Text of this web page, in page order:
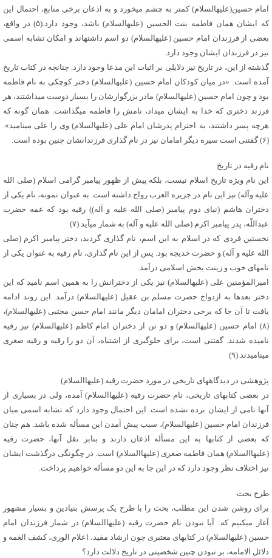
امام حسین(علیه‏السلام) کمتر به چشم می‏خورد و به اذعان برخی منابع، احتمال این
که ایشان همان فاطمه بنت الحسین (علیه‏السلام) باشد، وجود دارد.(۵) در واقع،
بعضی از فرزندان امام حسین (علیه‏السلام) دو اسم داشته‏اند و امکان تشابه اسمی
نیز در فرزندان ایشان وجود دارد.
گذشته از این، در تاریخ نیز دلایلی بر اثبات این مدعا وجود دارد. چنانچه در کتاب تاریخ
آمده است: «در میان کودکان امام حسین (علیه‏السلام) دختر کوچکی به نام فاطمه
بود و چون امام حسین (علیه‏السلام) مادر بزرگوارشان را بسیار دوست می‏داشتند، هر
فرزند دختری که خدا به ایشان می‏داد، نامش را فاطمه می‏گذاشت. همان گونه که
هرچه پسر داشتند، به احترام پدرشان امام علی (علیه‏السلام) وی را علی می‏نامید».
(۶) گفتنی است سیره دیگر امامان نیز در نام گذاری فرزندانشان چنین بوده است.
نام رقیه در تاریخ
این نام ویژه تاریخ اسلام نیست، بلکه پیش از ظهور پیامبر گرامی اسلام (صلی ‏الله
‏علیه ‏وآله) نیز این نام در جزیره العرب رواج داشته است. به عنوان نمونه، نام یکی از
دختران هاشم (نیای دوم پیامبر (صلی‏ الله ‏علیه ‏و آله)) رقیه بود که عمه حضرت
عبداللّه‏، پدر پیامبر اکرم (صلی‏ الله ‏علیه‏ و آله) به شمار می‏آید.(۷)
نخستین فردی که در اسلام به این اسم، نام گذاری گردید، دختر پیامبر اکرم (صلی
‏الله ‏علیه ‏و آله) و حضرت خدیجه بود. پس از این نام گذاری، نام رقیه به عنوان یکی از
نام‏های خوب و زینت بخش اسلامی درآمد.
امیرالمؤمنین علی (علیه‏السلام) نیز یکی از دخترانش را به همین اسم نامید که این
دختر بعدها به ازدواج حضرت مسلم بن عقیل (علیه‏السلام) درآمد. این روند ادامه
یافت تا آن جا که برخی دختران امامان دیگر مانند امام حسن مجتبی (علیه‏السلام)،
(۸) امام حسین (علیه‏السلام) و دو تن از دختران امام کاظم (علیه‏السلام) نیز رقیه
نامیده شدند. گفتنی است، برای جلوگیری از اشتباه، آن دو را رقیه و رقیه صغری
می‏نامیدند.(۹)
پژوهشی در دیدگاه‏های تاریخی در مورد حضرت رقیه (علیهاالسلام)
در بعضی کتاب‏های تاریخی، نام حضرت رقیه (علیهاالسلام) آمده، ولی در بسیاری از
آن‏ها نامی از ایشان برده نشده است. این احتمال وجود دارد که تشابه اسمی میان
فرزندان امام حسین (علیه‏السلام)، سبب پیش آمدن این مسأله شده باشد. هم چنان
که بعضی از کتاب‏ها به این مسأله اذعان دارند و بنابر نقل آن‏ها، حضرت رقیه
(علیهاالسلام) همان فاطمه صغری (علیهاالسلام) است. در چگونگی درگذشت ایشان
نیز اختلاف نظر وجود دارد که در این جا به این دو مسأله خواهیم پرداخت.
طرح بحث
برای روشن شدن این مطلب، بحث را با طرح یک پرسش بنیادین و بسیار مشهور
آغاز می‏کنیم که: آیا نبودن نام حضرت رقیه (علیهاالسلام) در شمار فرزندان امام
حسین (علیه‏السلام) در کتاب‏های معتبری چون ارشاد مفید، اعلام الوری، کشف الغمه و
دلائل الامامه، بر نبودن چنین شخصیتی در تاریخ دلالت دارد؟